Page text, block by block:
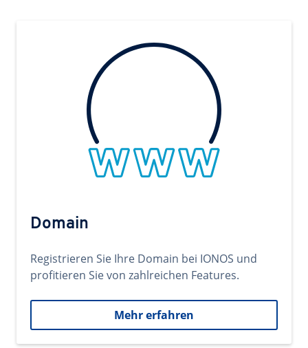
Domain
Registrieren Sie Ihre Domain bei IONOS und
profitieren Sie von zahlreichen Features.
Mehr erfahren